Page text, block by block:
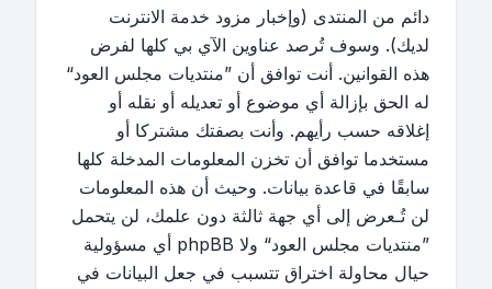
دائم من المنتدى (وإخبار مزود خدمة الانترنت
لديك). وسوف تُرصد عناوين الآي بي كلها لفرض
هذه القوانين. أنت توافق أن ”منتديات مجلس العود“
له الحق بإزالة أي موضوع أو تعديله أو نقله أو
إغلاقه حسب رأيهم. وأنت بصفتك مشتركا أو
مستخدما توافق أن تخزن المعلومات المدخلة كلها
سابقًا في قاعدة بيانات. وحيث أن هذه المعلومات
لن تُـعرض إلى أي جهة ثالثة دون علمك، لن يتحمل
”منتديات مجلس العود“ ولا phpBB أي مسؤولية
حيال محاولة اختراق تتسبب في جعل البيانات في